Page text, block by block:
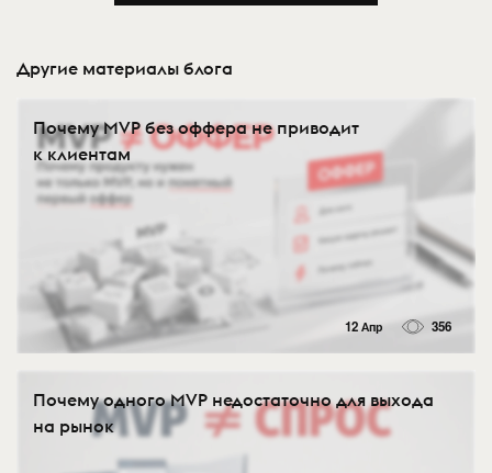
Другие материалы блога
Почему MVP без оффера не приводит
к клиентам
12 Апр 356
Почему одного MVP недостаточно для выхода
на рынок